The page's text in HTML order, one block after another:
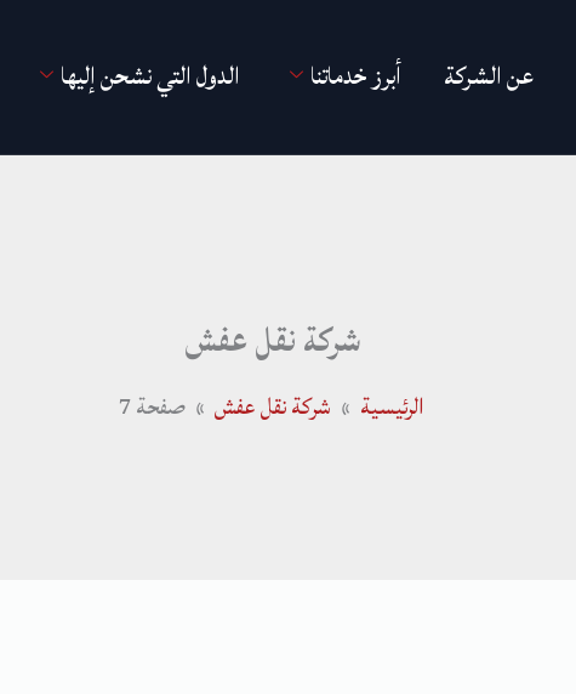
عن الشركة أبرز خدماتنا الدول التي نشحن إليها
شركة نقل عفش
الرئيسية شركة نقل عفش صفحة 7